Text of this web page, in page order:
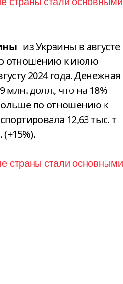
из Украины в августе
отношению к июлю
2024 года. Денежная
млн. долл., что на 18%
по отношению к
12,63 тыс. т